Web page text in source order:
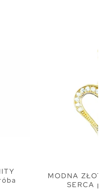
MODNA ZŁOTA
SERCA